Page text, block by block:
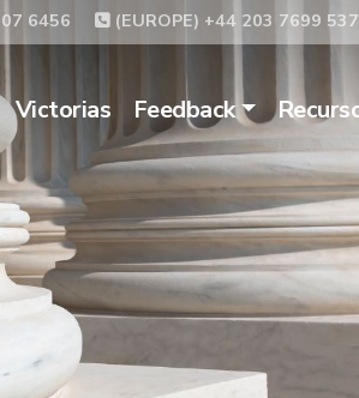
6456 (EUROPE) +44 203 7699 537
Victorias Feedback